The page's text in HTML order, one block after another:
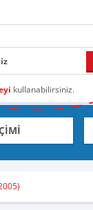
kullanabilirsiniz.